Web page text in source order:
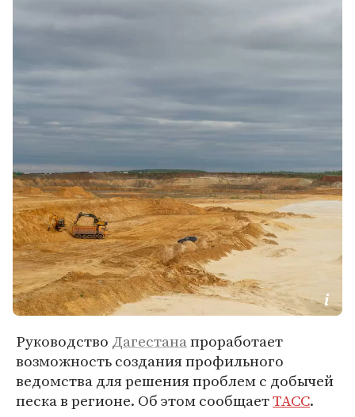
Руководство Дагестанапроработает
возможность создания профильного
ведомства для решения проблем с добычей
песка в регионе. Об этом сообщаетТАСС.